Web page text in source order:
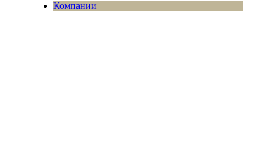
Компании